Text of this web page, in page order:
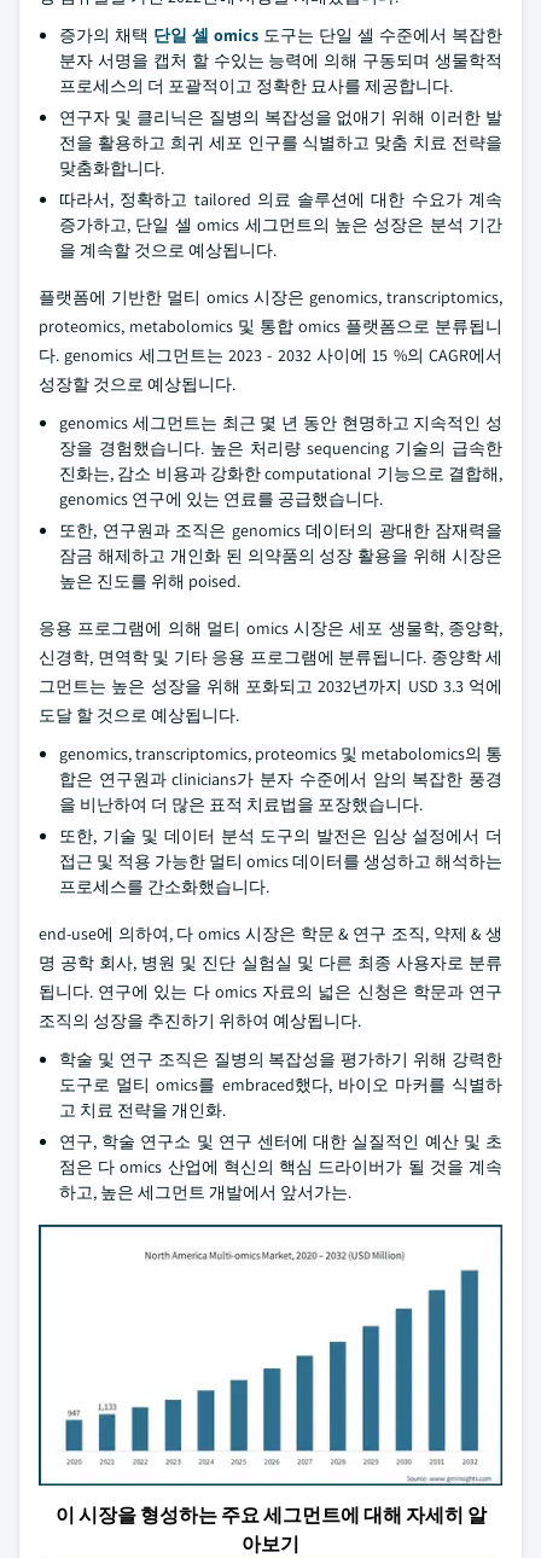
증가의 채택 단일 셀 omics 도구는 단일 셀 수준에서 복잡한
분자 서명을 캡처 할 수있는 능력에 의해 구동되며 생물학적
프로세스의 더 포괄적이고 정확한 묘사를 제공합니다.
연구자 및 클리닉은 질병의 복잡성을 없애기 위해 이러한 발
전을 활용하고 희귀 세포 인구를 식별하고 맞춤 치료 전략을
맞춤화합니다.
따라서, 정확하고 tailored 의료 솔루션에 대한 수요가 계속
증가하고, 단일 셀 omics 세그먼트의 높은 성장은 분석 기간
을 계속할 것으로 예상됩니다.
플랫폼에 기반한 멀티 omics 시장은 genomics, transcriptomics,
proteomics, metabolomics 및 통합 omics 플랫폼으로 분류됩니
다. genomics 세그먼트는 2023 - 2032 사이에 15 %의 CAGR에서
성장할 것으로 예상됩니다.
genomics 세그먼트는 최근 몇 년 동안 현명하고 지속적인 성
장을 경험했습니다. 높은 처리량 sequencing 기술의 급속한
진화는, 감소 비용과 강화한 computational 기능으로 결합해,
genomics 연구에 있는 연료를 공급했습니다.
또한, 연구원과 조직은 genomics 데이터의 광대한 잠재력을
잠금 해제하고 개인화 된 의약품의 성장 활용을 위해 시장은
높은 진도를 위해 poised.
응용 프로그램에 의해 멀티 omics 시장은 세포 생물학, 종양학,
신경학, 면역학 및 기타 응용 프로그램에 분류됩니다. 종양학 세
그먼트는 높은 성장을 위해 포화되고 2032년까지 USD 3.3 억에
도달 할 것으로 예상됩니다.
genomics, transcriptomics, proteomics 및 metabolomics의 통
합은 연구원과 clinicians가 분자 수준에서 암의 복잡한 풍경
을 비난하여 더 많은 표적 치료법을 포장했습니다.
또한, 기술 및 데이터 분석 도구의 발전은 임상 설정에서 더
접근 및 적용 가능한 멀티 omics 데이터를 생성하고 해석하는
프로세스를 간소화했습니다.
end-use에 의하여, 다 omics 시장은 학문 & 연구 조직, 약제 & 생
명 공학 회사, 병원 및 진단 실험실 및 다른 최종 사용자로 분류
됩니다. 연구에 있는 다 omics 자료의 넓은 신청은 학문과 연구
조직의 성장을 추진하기 위하여 예상됩니다.
학술 및 연구 조직은 질병의 복잡성을 평가하기 위해 강력한
도구로 멀티 omics를 embraced했다, 바이오 마커를 식별하
고 치료 전략을 개인화.
연구, 학술 연구소 및 연구 센터에 대한 실질적인 예산 및 초
점은 다 omics 산업에 혁신의 핵심 드라이버가 될 것을 계속
하고, 높은 세그먼트 개발에서 앞서가는.
이 시장을 형성하는 주요 세그먼트에 대해 자세히 알
아보기